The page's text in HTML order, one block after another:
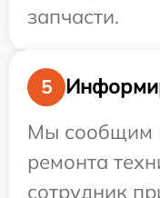
запчасти.
5
Мы сообщим
ремонта
сотрудник